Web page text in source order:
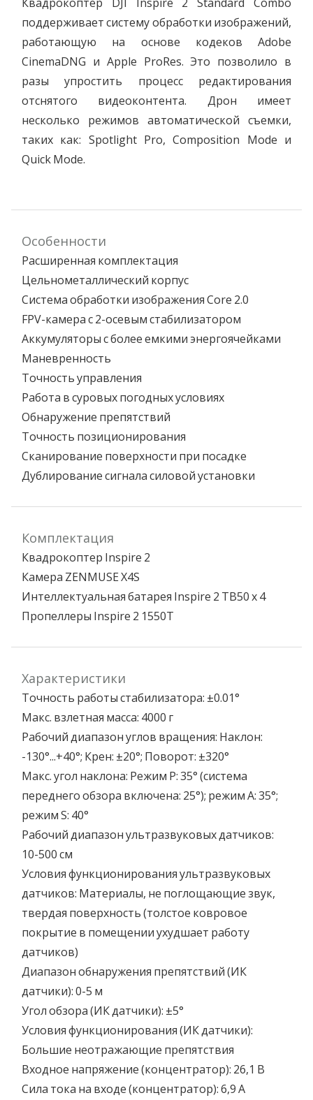
поддерживает систему обработки изображений,
работающую на основе кодеков Adobe
CinemaDNG и Apple ProRes. Это позволило в
разы упростить процесс редактирования
отснятого видеоконтента. Дрон имеет
несколько режимов автоматической съемки,
таких как: Spotlight Pro, Composition Mode и
Quick Mode.
Особенности
Расширенная комплектация
Цельнометаллический корпус
Система обработки изображения Core 2.0
FPV-камера с 2-осевым стабилизатором
Аккумуляторы с более емкими энергоячейками
Маневренность
Точность управления
Работа в суровых погодных условиях
Обнаружение препятствий
Точность позиционирования
Сканирование поверхности при посадке
Дублирование сигнала силовой установки
Комплектация
Квадрокоптер Inspire 2
Камера ZENMUSE X4S
Интеллектуальная батарея Inspire 2 TB50 х 4
Пропеллеры Inspire 2 1550T
Характеристики
Точность работы стабилизатора: ±0.01°
Макс. взлетная масса: 4000 г
Рабочий диапазон углов вращения: Наклон:
-130°...+40°; Крен: ±20°; Поворот: ±320°
Макс. угол наклона: Режим Р: 35° (система
переднего обзора включена: 25°); режим A: 35°;
режим S: 40°
Рабочий диапазон ультразвуковых датчиков:
10-500 см
Условия функционирования ультразвуковых
датчиков: Материалы, не поглощающие звук,
твердая поверхность (толстое ковровое
покрытие в помещении ухудшает работу
датчиков)
Диапазон обнаружения препятствий (ИК
датчики): 0-5 м
Угол обзора (ИК датчики): ±5°
Условия функционирования (ИК датчики):
Большие неотражающие препятствия
Входное напряжение (концентратор): 26,1 В
Сила тока на входе (концентратор): 6,9 А